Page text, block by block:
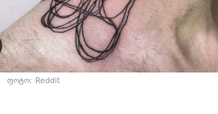
ფოტო: Reddit